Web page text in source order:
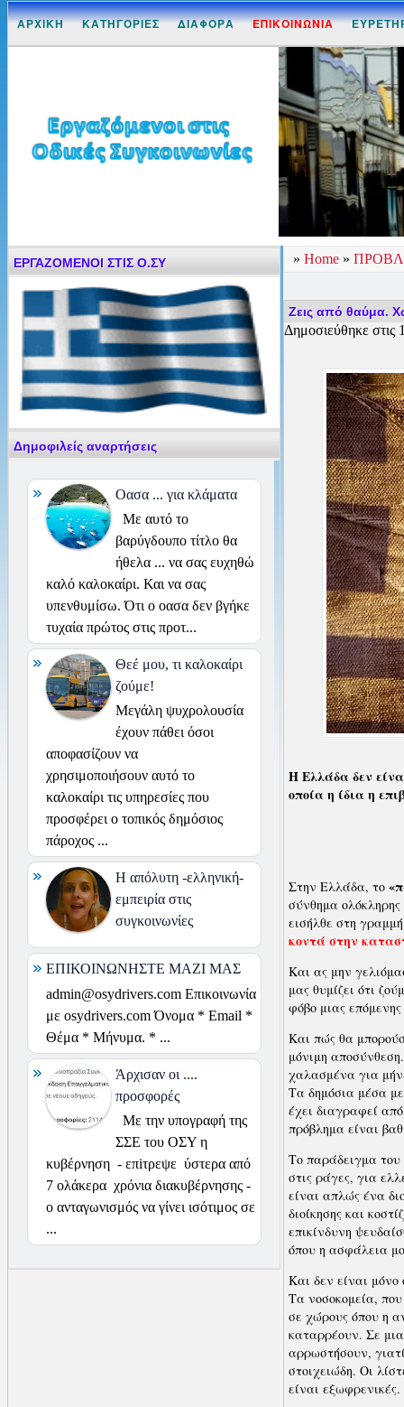
ΑΡΧΙΚΗ ΚΑΤΗΓΟΡΙΕΣ ΔΙΑΦΟΡΑ ΕΠΙΚΟΙΝΩΝΙΑ
» Home »
Ζεις από θαύμα.
Δημοσιεύθηκε στις
Η Ελλάδα δεν
οποία η ίδια η
Στην Ελλάδα, το
σύνθημα
εισήλθε στη
κοντά στην
Και ας μην
μας θυμίζει ότι
φόβο μιας
Και πώς θα
μόνιμη
χαλασμένα για
Τα δημόσια μέσα
έχει διαγραφεί
πρόβλημα είναι
Το παράδειγμα
στις ράγες, για
είναι απλώς ένα
διοίκησης και
επικίνδυνη
όπου η ασφάλεια
Και δεν είναι μόνο
Τα νοσοκομεία,
σε χώρους όπου η
καταρρέουν. Σε
αρρωστήσουν,
στοιχειώδη. Οι
είναι
ΕΡΓΑΖΟΜΕΝΟΙ ΣΤΙΣ Ο.ΣΥ
Δημοφιλείς αναρτήσεις
Οασα ... για κλάματα
Με αυτό το
βαρύγδουπο τίτλο θα
ήθελα ... να σας ευχηθώ
καλό καλοκαίρι. Και να σας
υπενθυμίσω. Ότι ο οασα δεν βγήκε
τυχαία πρώτος στις προτ...
Θεέ μου, τι καλοκαίρι
ζούμε!
Μεγάλη ψυχρολουσία
έχουν πάθει όσοι
αποφασίζουν να
χρησιμοποιήσουν αυτό το
καλοκαίρι τις υπηρεσίες που
προσφέρει ο τοπικός δημόσιος
πάροχος ...
H απόλυτη -ελληνική-
εμπειρία στις
συγκοινωνίες
ΕΠΙΚΟΙΝΩΝΗΣΤΕ ΜΑΖΙ ΜΑΣ
admin@osydrivers.com Επικοινωνία
με osydrivers.com Όνομα * Email *
Θέμα * Μήνυμα. * ...
Άρχισαν οι ....
προσφορές
Με την υπογραφή της
ΣΣΕ του ΟΣΥ η
κυβέρνηση - επiτρεψε ύστερα από
7 ολάκερα χρόνια διακυβέρνησης -
ο ανταγωνισμός να γίνει ισότιμος σε
...